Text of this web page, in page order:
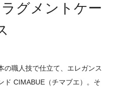
グメントケー
の職人技で仕立て、エレガンス
ド CIMABUE（チマブエ）。そ